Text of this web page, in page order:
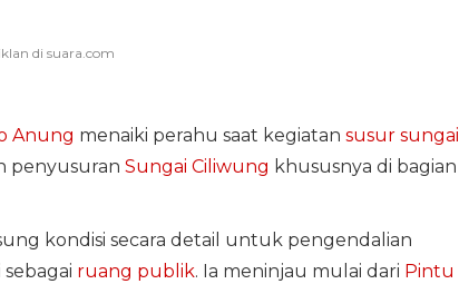
Anung menaiki perahu saat kegiatan susur sungai
penyusuran Sungai Ciliwung khususnya di bagian
kondisi secara detail untuk pengendalian
ruang publik. Ia meninjau mulai dari Pintu